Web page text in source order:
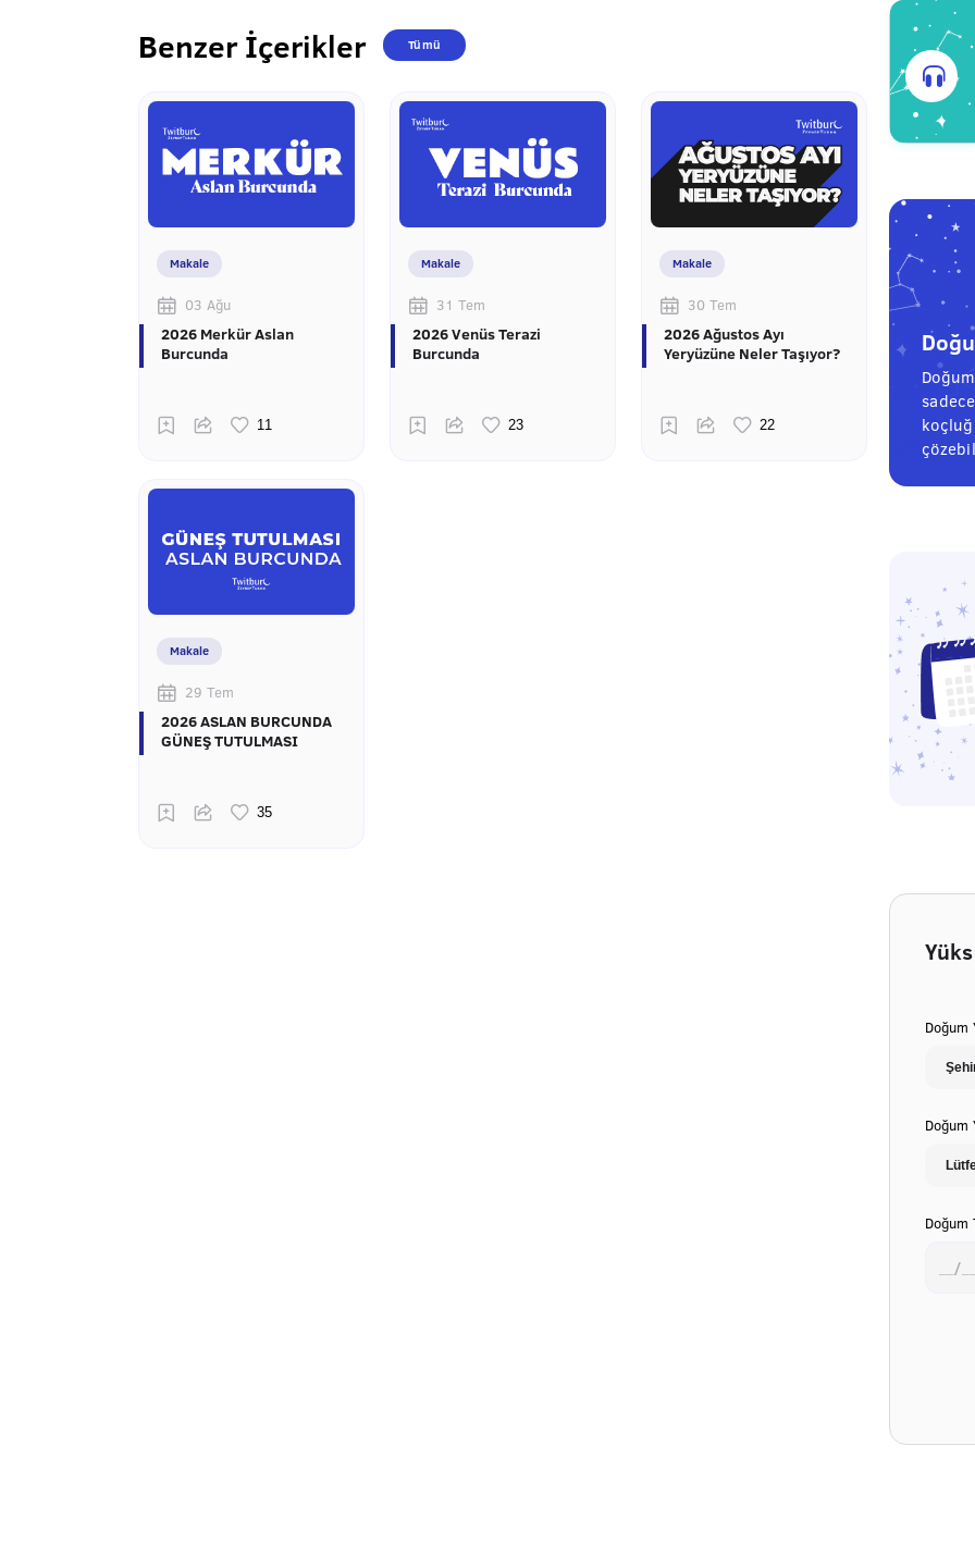
Benzer İçerikler Tümü
Makale
03 Ağu
2026 Merkür Aslan
Burcunda
Makale
31 Tem
2026 Venüs Terazi
Burcunda
Makale
30 Tem
2026 Ağustos Ayı
Yeryüzüne Neler Taşıyor?
Makale
29 Tem
2026 ASLAN BURCUNDA
GÜNEŞ TUTULMASI
Doğum
Doğum
Doğum